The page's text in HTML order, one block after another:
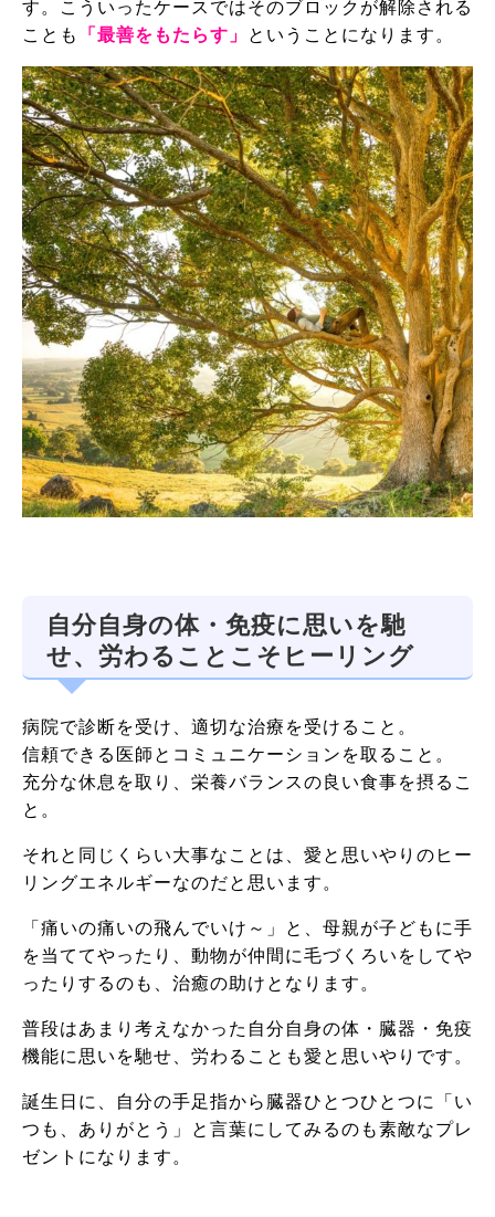
す。こういったケースではそのブロックが解除される
ことも 「最善をもたらす」 ということになります。
自分自身の体・免疫に思いを馳
せ、労わることこそヒーリング
病院で診断を受け、適切な治療を受けること。
信頼できる医師とコミュニケーションを取ること。
充分な休息を取り、栄養バランスの良い食事を摂るこ
と。
それと同じくらい大事なことは、愛と思いやりのヒー
リングエネルギーなのだと思います。
「痛いの痛いの飛んでいけ～」と、母親が子どもに手
を当ててやったり、動物が仲間に毛づくろいをしてや
ったりするのも、治癒の助けとなります。
普段はあまり考えなかった自分自身の体・臓器・免疫
機能に思いを馳せ、労わることも愛と思いやりです。
誕生日に、自分の手足指から臓器ひとつひとつに「い
つも、ありがとう」と言葉にしてみるのも素敵なプレ
ゼントになります。